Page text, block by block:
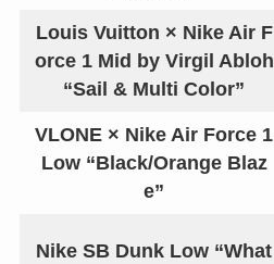
Louis Vuitton × Nike Air F
orce 1 Mid by Virgil Abloh
“Sail & Multi Color”
VLONE × Nike Air Force 1
Low “Black/Orange Blaz
e”
Nike SB Dunk Low “What